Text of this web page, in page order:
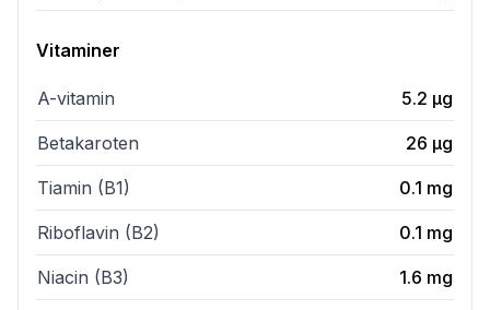
Vitaminer
A-vitamin 5.2 µg
Betakaroten 26 µg
Tiamin (B1) 0.1 mg
Riboflavin (B2) 0.1 mg
Niacin (B3) 1.6 mg